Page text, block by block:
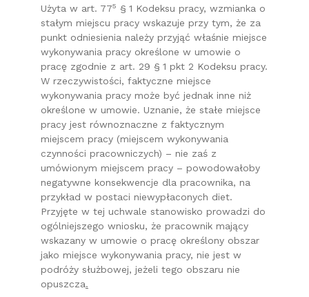
Użyta w art. 775 § 1 Kodeksu pracy, wzmianka o
stałym miejscu pracy wskazuje przy tym, że za
punkt odniesienia należy przyjąć właśnie miejsce
wykonywania pracy określone w umowie o
pracę zgodnie z art. 29 § 1 pkt 2 Kodeksu pracy.
W rzeczywistości, faktyczne miejsce
wykonywania pracy może być jednak inne niż
określone w umowie. Uznanie, że stałe miejsce
pracy jest równoznaczne z faktycznym
miejscem pracy (miejscem wykonywania
czynności pracowniczych) – nie zaś z
umówionym miejscem pracy – powodowałoby
negatywne konsekwencje dla pracownika, na
przykład w postaci niewypłaconych diet.
Przyjęte w tej uchwale stanowisko prowadzi do
ogólniejszego wniosku, że pracownik mający
wskazany w umowie o pracę określony obszar
jako miejsce wykonywania pracy, nie jest w
podróży służbowej, jeżeli tego obszaru nie
opuszcza.